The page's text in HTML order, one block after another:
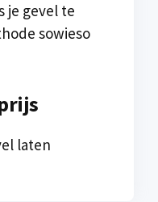
je gevel te
sowieso
laten